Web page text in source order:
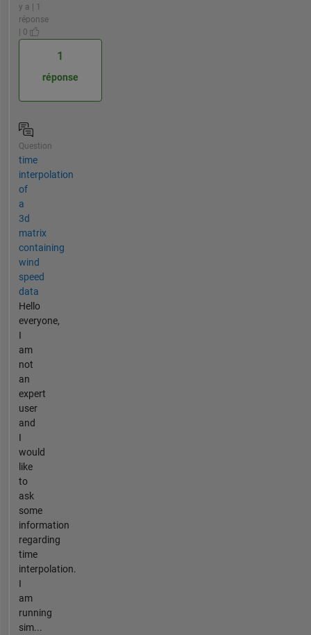
y a | 1
réponse
| 0
1
réponse
Question
time
interpolation
of
a
3d
matrix
containing
wind
speed
data
Hello
everyone,
I
am
not
an
expert
user
and
I
would
like
to
ask
some
information
regarding
time
interpolation.
I
am
running
sim...